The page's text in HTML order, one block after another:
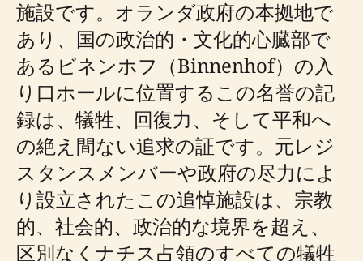
施設です。オランダ政府の本拠地で
あり、国の政治的・文化的心臓部で
あるビネンホフ（Binnenhof）の入
り口ホールに位置するこの名誉の記
録は、犠牲、回復力、そして平和へ
の絶え間ない追求の証です。元レジ
スタンスメンバーや政府の尽力によ
り設立されたこの追悼施設は、宗教
的、社会的、政治的な境界を超え、
区別なくナチス占領のすべての犠牲